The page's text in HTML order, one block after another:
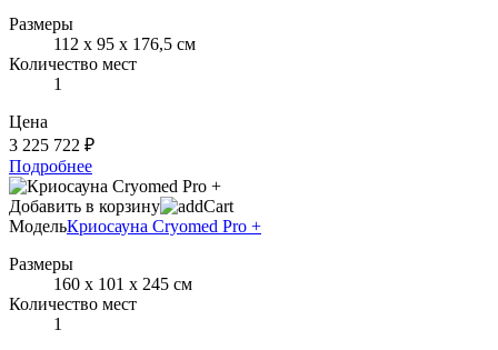
Размеры
112 х 95 х 176,5 см
Количество мест
1
Цена
3 225 722 ₽
Подробнее
Добавить в корзину
МодельКриосауна Cryomed Pro +
Размеры
160 х 101 х 245 см
Количество мест
1